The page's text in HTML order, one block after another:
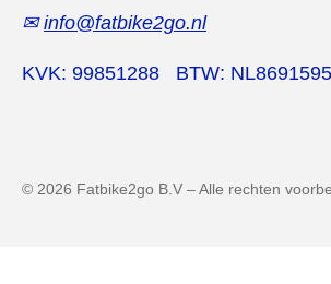
✉info@fatbike2go.nl
KVK: 99851288 BTW:
© 2026 Fatbike2go B.V – Alle rechten